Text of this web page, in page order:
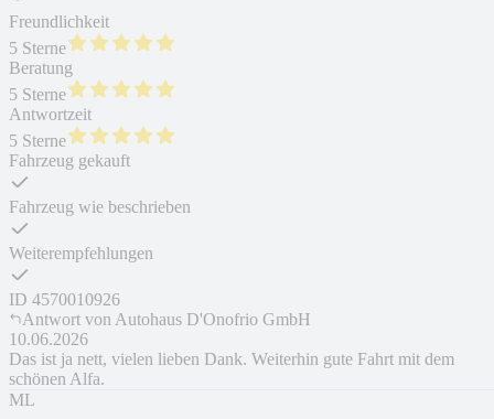
Freundlichkeit
5 Sterne
Beratung
5 Sterne
Antwortzeit
5 Sterne
Fahrzeug gekauft
Fahrzeug wie beschrieben
Weiterempfehlungen
ID 4570010926
Antwort von Autohaus D'Onofrio GmbH
10.06.2026
Das ist ja nett, vielen lieben Dank. Weiterhin gute Fahrt mit dem
schönen Alfa.
ML